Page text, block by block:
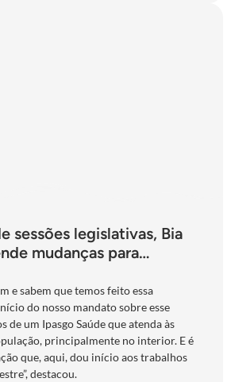
sessões legislativas, Bia
mudanças para
e sabem que temos feito essa
do nosso mandato sobre esse
de um Ipasgo Saúde que atenda às
principalmente no interior. E é
que, aqui, dou início aos trabalhos
destacou.